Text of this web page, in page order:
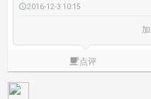
2016-12-3 10:15
点评